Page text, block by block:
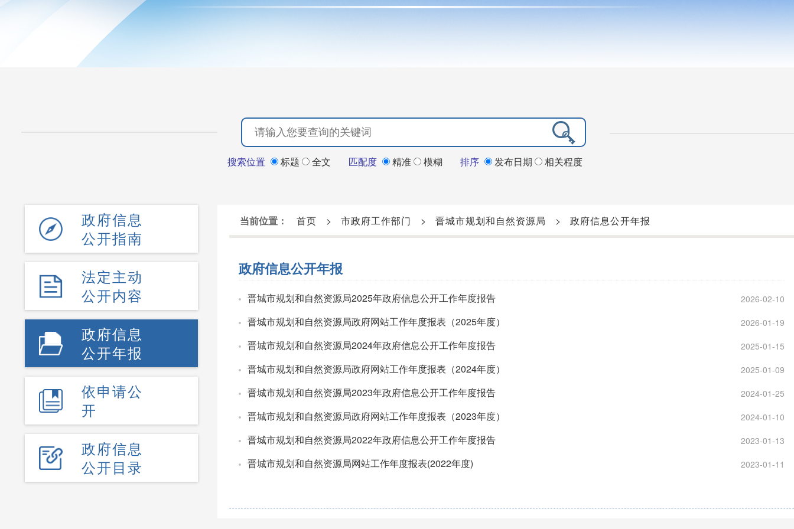
搜索位置 标题 全文 匹配度 精准 模糊 排序 发布日期 相关程度
政府信息
公开指南
法定主动
公开内容
政府信息
公开年报
依申请公
开
政府信息
公开目录
当前位置： 首页 > 市政府工作部门 > 晋城市规划和自然资源局 > 政府信息公开年报
政府信息公开年报
晋城市规划和自然资源局2025年政府信息公开工作年度报告 2026-02-10
晋城市规划和自然资源局政府网站工作年度报表（2025年度） 2026-01-19
晋城市规划和自然资源局2024年政府信息公开工作年度报告 2025-01-15
晋城市规划和自然资源局政府网站工作年度报表（2024年度） 2025-01-09
晋城市规划和自然资源局2023年政府信息公开工作年度报告 2024-01-25
晋城市规划和自然资源局政府网站工作年度报表（2023年度） 2024-01-10
晋城市规划和自然资源局2022年政府信息公开工作年度报告 2023-01-13
晋城市规划和自然资源局网站工作年度报表(2022年度) 2023-01-11